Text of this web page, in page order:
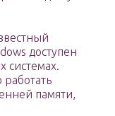
доступен
системах.
памяти,